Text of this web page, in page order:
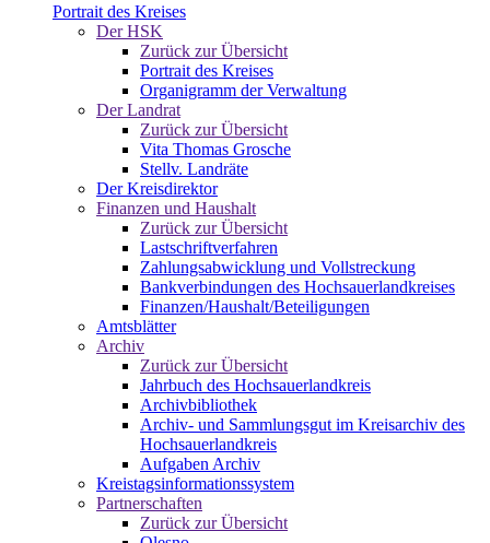
Portrait des Kreises
Der HSK
Zurück zur Übersicht
Portrait des Kreises
Organigramm der Verwaltung
Der Landrat
Zurück zur Übersicht
Vita Thomas Grosche
Stellv. Landräte
Der Kreisdirektor
Finanzen und Haushalt
Zurück zur Übersicht
Lastschriftverfahren
Zahlungsabwicklung und Vollstreckung
Bankverbindungen des Hochsauerlandkreises
Finanzen/Haushalt/Beteiligungen
Amtsblätter
Archiv
Zurück zur Übersicht
Jahrbuch des Hochsauerlandkreis
Archivbibliothek
Archiv- und Sammlungsgut im Kreisarchiv des
Hochsauerlandkreis
Aufgaben Archiv
Kreistagsinformationssystem
Partnerschaften
Zurück zur Übersicht